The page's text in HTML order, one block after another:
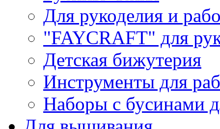
Для рукоделия и
"FAYCRAFT" для
Детская бижутерия
Инструменты для
Наборы с бусинами